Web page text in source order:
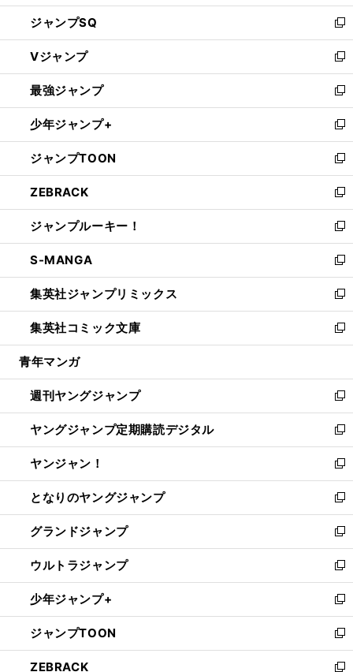
し
い
ウ
ィ
ン
ド
ウ
で
開
く
ジャンプSQ
新
し
い
ウ
ィ
ン
ド
ウ
で
開
く
Vジャンプ
新
し
い
ウ
ィ
ン
ド
ウ
で
開
く
最強ジャンプ
新
し
い
ウ
ィ
ン
ド
ウ
で
開
く
少年ジャンプ+
新
し
い
ウ
ィ
ン
ド
ウ
で
開
く
ジャンプTOON
新
し
い
ウ
ィ
ン
ド
ウ
で
開
く
ZEBRACK
新
し
い
ウ
ィ
ン
ド
ウ
で
開
ジャンプルーキー！
新
し
い
ウ
ィ
ン
ド
ウ
開
く
S-MANGA
新
し
い
ウ
ィ
ン
ウ
で
開
く
集英社ジャンプリミックス
新
し
い
ウ
ン
ド
ウ
で
開
く
集英社コミック文庫
新
し
ウ
ィ
ン
ド
ウ
で
開
く
青年マンガ
週刊ヤングジャンプ
新
し
い
ウ
ィ
ン
ド
ウ
で
開
く
ヤングジャンプ定期購読デジタル
新
し
い
ウ
ィ
ン
ド
ウ
で
開
く
ヤンジャン！
新
し
い
ウ
ィ
ン
ド
ウ
で
開
く
となりのヤングジャンプ
新
し
い
ウ
ィ
ン
ド
ウ
で
開
く
グランドジャンプ
新
し
い
ウ
ィ
ン
ド
ウ
で
ウルトラジャンプ
新
し
い
ウ
ィ
ン
ド
少年ジャンプ+
新
し
い
ウ
ィ
ジャンプTOON
新
し
ZEBRACK